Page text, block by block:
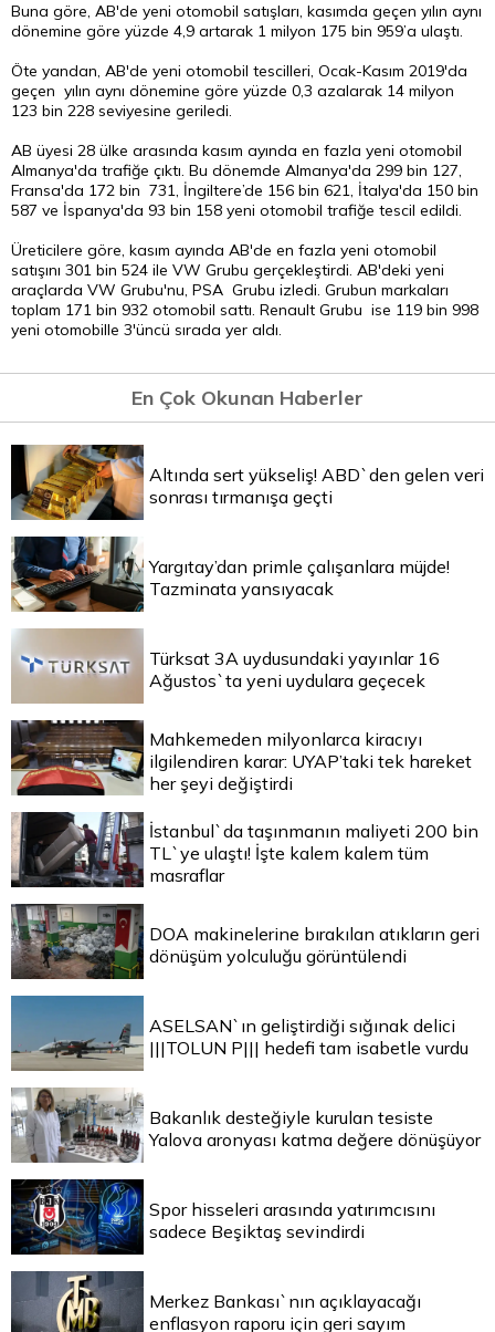
Buna göre, AB'de yeni otomobil satışları, kasımda geçen yılın aynı
dönemine göre yüzde 4,9 artarak 1 milyon 175 bin 959’a ulaştı.
Öte yandan, AB'de yeni otomobil tescilleri, Ocak-Kasım 2019'da
geçen yılın aynı dönemine göre yüzde 0,3 azalarak 14 milyon
123 bin 228 seviyesine geriledi.
AB üyesi 28 ülke arasında kasım ayında en fazla yeni otomobil
Almanya'da trafiğe çıktı. Bu dönemde Almanya'da 299 bin 127,
Fransa'da 172 bin 731, İngiltere’de 156 bin 621, İtalya'da 150 bin
587 ve İspanya'da 93 bin 158 yeni otomobil trafiğe tescil edildi.
Üreticilere göre, kasım ayında AB'de en fazla yeni otomobil
satışını 301 bin 524 ile VW Grubu gerçekleştirdi. AB'deki yeni
araçlarda VW Grubu'nu, PSA Grubu izledi. Grubun markaları
toplam 171 bin 932 otomobil sattı. Renault Grubu ise 119 bin 998
yeni otomobille 3'üncü sırada yer aldı.
En Çok Okunan Haberler
Altında sert yükseliş! ABD`den gelen veri
sonrası tırmanışa geçti
Yargıtay’dan primle çalışanlara müjde!
Tazminata yansıyacak
Türksat 3A uydusundaki yayınlar 16
Ağustos`ta yeni uydulara geçecek
Mahkemeden milyonlarca kiracıyı
ilgilendiren karar: UYAP’taki tek hareket
her şeyi değiştirdi
İstanbul`da taşınmanın maliyeti 200 bin
TL`ye ulaştı! İşte kalem kalem tüm
masraflar
DOA makinelerine bırakılan atıkların geri
dönüşüm yolculuğu görüntülendi
ASELSAN`ın geliştirdiği sığınak delici
|||TOLUN P||| hedefi tam isabetle vurdu
Bakanlık desteğiyle kurulan tesiste
Yalova aronyası katma değere dönüşüyor
Spor hisseleri arasında yatırımcısını
sadece Beşiktaş sevindirdi
Merkez Bankası`nın açıklayacağı
enflasyon raporu için geri sayım